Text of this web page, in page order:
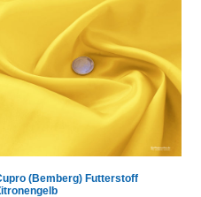
(Bemberg) Futterstoff